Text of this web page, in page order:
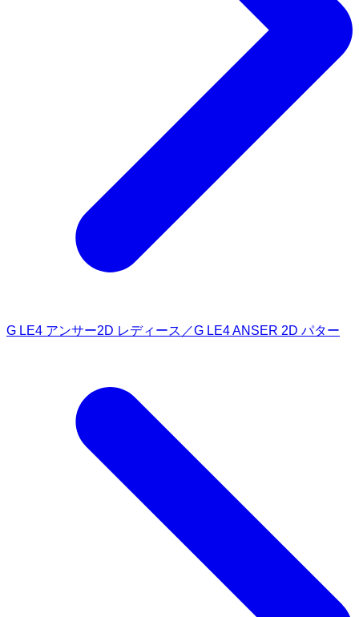
G LE4 アンサー2D レディース／G LE4 ANSER 2D パター